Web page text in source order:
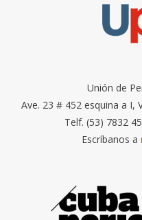
Unión de
Ave. 23 # 452 esquina a I,
Telf. (53) 7832
Escríbanos a